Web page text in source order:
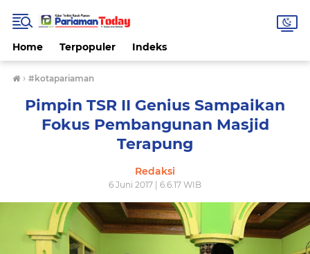
Home Terpopuler Indeks
› #kotapariaman
Pimpin TSR II Genius Sampaikan
Fokus Pembangunan Masjid
Terapung
Redaksi
6 Juni 2017 | 6.6.17 WIB